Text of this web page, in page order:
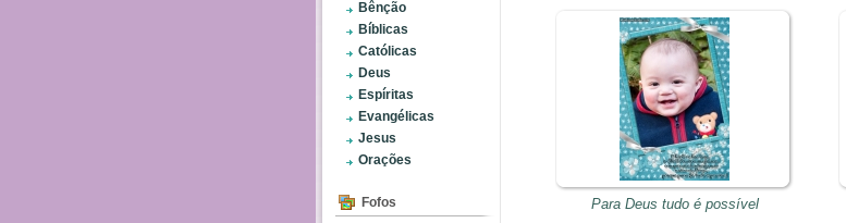
Bênção
Bíblicas
Católicas
Deus
Espíritas
Evangélicas
Jesus
Orações
Fofos
Para Deus tudo é possível